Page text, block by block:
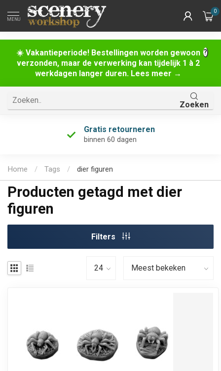
☀️ Vakantieperiode! Bestellingen worden gewoon
verzonden, maar de verwerking kan tijdelijk 1 à 2
werkdagen langer duren. Lees meer →
MENU
0
Zoeken
Gratis retourneren
binnen 60 dagen
Home / Tags / dier figuren
Producten getagd met dier
figuren
Filters